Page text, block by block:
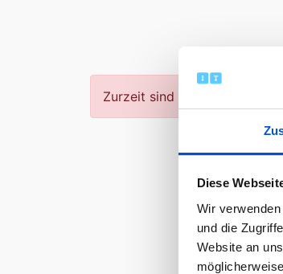
Diese
Wir
und die
Website an
Zurzeit sind keine